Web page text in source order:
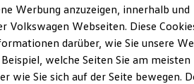
der ID. Modelle
im Winter
Werbung anzuzeigen, innerhalb und
Volkswagen Webseiten. Diese
darüber, wie Sie unsere
welche Seiten Sie am meisten
wie Sie sich auf der Seite bewegen.